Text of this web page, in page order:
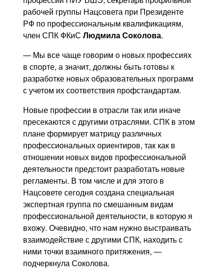
рабочей группы Нацсовета при Президенте
РФ по профессиональным квалификациям,
член СПК ФКиСЛюдмила Соколова.
— Мы все чаще говорим о новых профессиях
в спорте, а значит, должны быть готовы к
разработке новых образовательных программ
с учетом их соответствия профстандартам.
Новые профессии в отрасли так или иначе
пресекаются с другими отраслями. СПК в этом
плане формирует матрицу различных
профессиональных ориентиров, так как в
отношении новых видов профессиональной
деятельности предстоит разработать новые
регламенты. В том числе и для этого в
Нацсовете сегодня создана специальная
экспертная группа по смешанным видам
профессиональной деятельности, в которую я
вхожу. Очевидно, что нам нужно выстраивать
взаимодействие с другими СПК, находить с
ними точки взаимного притяжения, —
подчеркнула Соколова.